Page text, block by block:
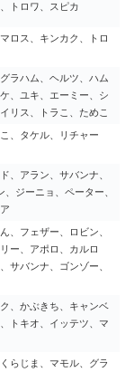
トロワ、スピカ
ロス、キンカク、トロ
ラハム、ヘルツ、ハム
、ユキ、エーミー、シ
リス、トラこ、ためこ
、タケル、リチャー
、アラン、サバンナ、
ジーニョ、ペーター、
、フェザー、ロビン、
ー、アポロ、カルロ
サバンナ、ゴンゾー、
、かぶきち、キャンベ
トキオ、イッテツ、マ
らじま、マモル、グラ